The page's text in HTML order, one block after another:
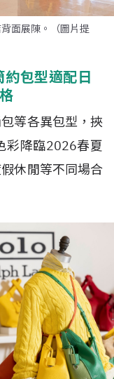
面展陳。（圖片提
約包型適配日
等各異包型，挾
彩降臨2026春夏
休閒等不同場合